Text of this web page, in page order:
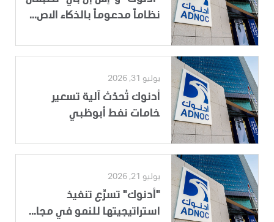
نظاماً مدعوماً بالذكاء الاص...
يوليو 31, 2026
أدنوك تُحدّث آلية تسعير
خامات نفط أبوظبي
يوليو 21, 2026
"أدنوك" تسرِّع تنفيذ
استراتيجيتها للنمو في مجا...